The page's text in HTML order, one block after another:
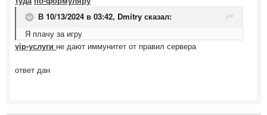
В 10/13/2024 в 03:42, Dmitry сказал:
Я плачу за игру
vip-услуги не дают иммунитет от правил сервера
ответ дан